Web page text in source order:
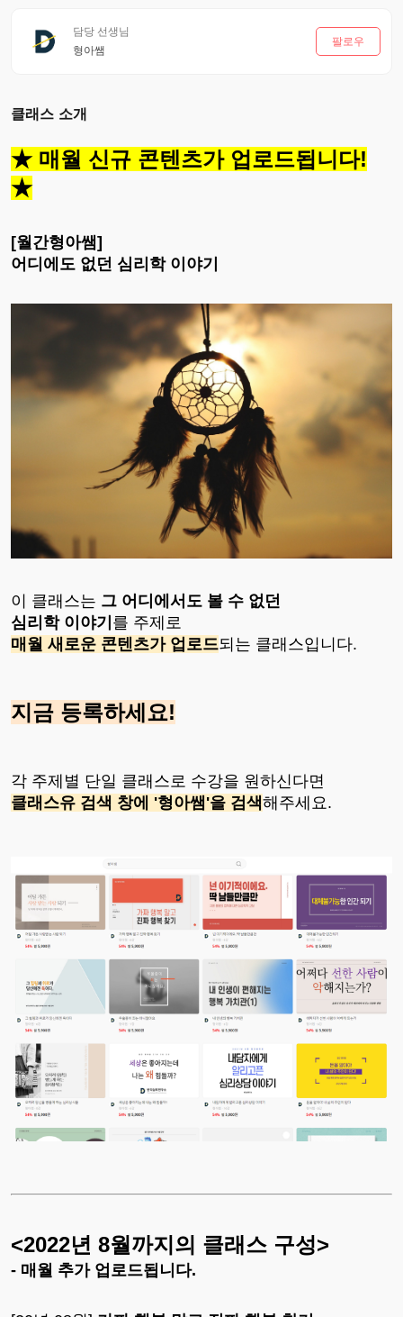
담당 선생님
형아쌤
팔로우
클래스 소개
★ 매월 신규 콘텐츠가 업로드됩니다!
★
[월간형아쌤]
어디에도 없던 심리학 이야기
이 클래스는 그 어디에서도 볼 수 없던
심리학 이야기 를 주제로
매월 새로운 콘텐츠가 업로드되는 클래스입니다.
지금 등록하세요!
각 주제별 단일 클래스로 수강을 원하신다면
클래스유 검색 창에 '형아쌤'을 검색해주세요.
<2022년 8월까지의 클래스 구성>
- 매월 추가 업로드됩니다.